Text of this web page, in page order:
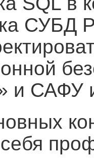
СУБД
и САФУ